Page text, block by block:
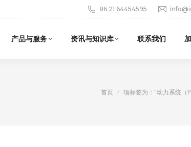
86 21 64454595
产品与服务 资讯与知识库 联系我们
您在这里：
首页 项标签为："动力系统（